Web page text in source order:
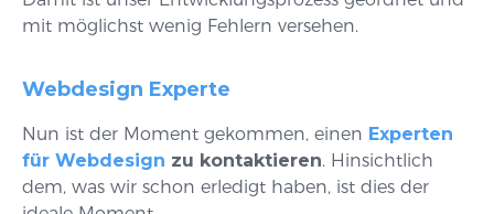
mit möglichst wenig Fehlern versehen.
Webdesign Experte
Nun ist der Moment gekommen, einen Experten
für Webdesign zu kontaktieren. Hinsichtlich
dem, was wir schon erledigt haben, ist dies der